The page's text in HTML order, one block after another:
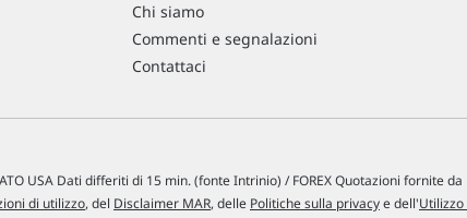
Chi siamo
Commenti e segnalazioni
Contattaci
USA Dati differiti di 15 min. (fonte Intrinio) / FOREX Quotazioni fornite da
di utilizzo, del Disclaimer MAR, delle Politiche sulla privacye dell'